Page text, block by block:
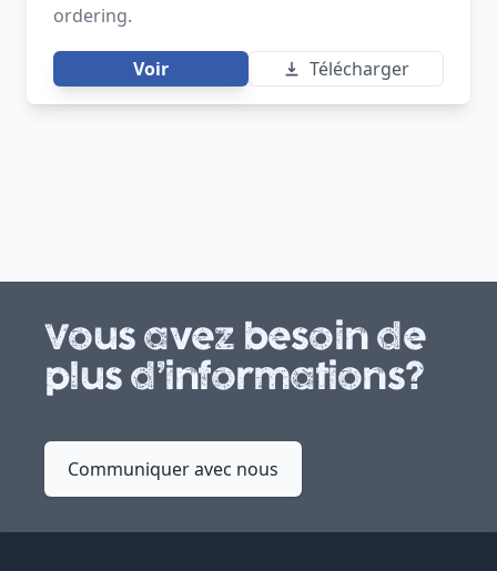
ordering.
Voir Télécharger
Vous avez besoin de
plus d’informations?
Communiquer avec nous